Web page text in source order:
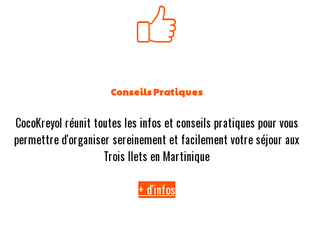
Conseils Pratiques
CocoKreyol réunit toutes les infos et conseils pratiques pour vous
permettre d'organiser sereinement et facilement votre séjour aux
Trois Ilets en Martinique
+ d'infos